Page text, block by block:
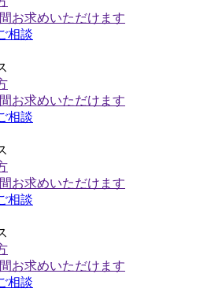
お求めいただけます
相談
お求めいただけます
相談
お求めいただけます
相談
お求めいただけます
相談